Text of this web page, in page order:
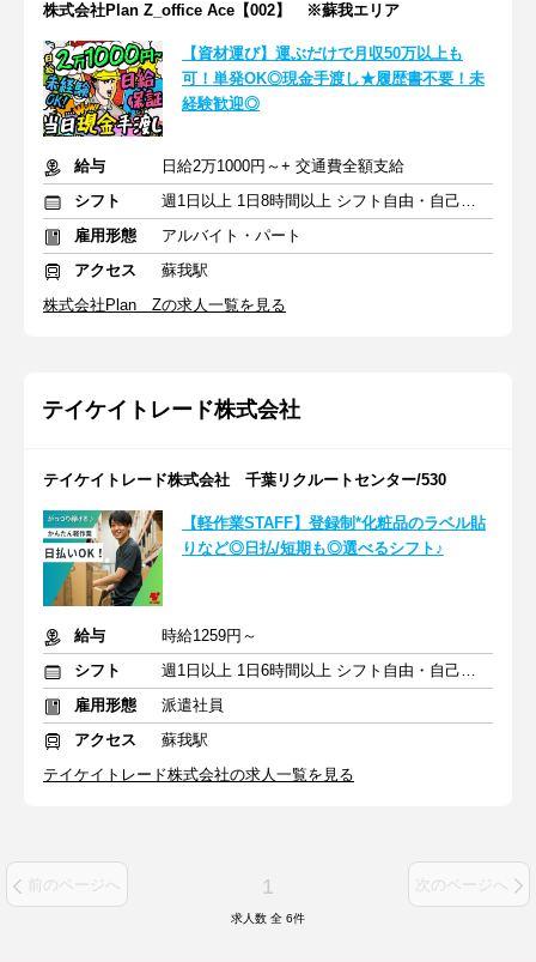
株式会社Plan Z_office Ace【002】 ※蘇我エリア
【資材運び】運ぶだけで月収50万以上も
可！単発OK◎現金手渡し★履歴書不要！未
経験歓迎◎
給与
日給2万1000円～+ 交通費全額支給
シフト
週1日以上 1日8時間以上 シフト自由・自己申告
雇用形態
アルバイト・パート
アクセス
蘇我駅
株式会社Plan Zの求人一覧を見る
テイケイトレード株式会社
テイケイトレード株式会社 千葉リクルートセンター/530
【軽作業STAFF】登録制*化粧品のラベル貼
りなど◎日払/短期も◎選べるシフト♪
給与
時給1259円～
シフト
週1日以上 1日6時間以上 シフト自由・自己申告
雇用形態
派遣社員
アクセス
蘇我駅
テイケイトレード株式会社の求人一覧を見る
前のページへ 1 次のページへ
求人数 全 6件